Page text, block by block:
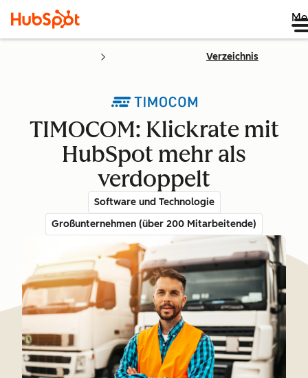
Verzeichnis
TIMOCOM: Klickrate mit
HubSpot mehr als
verdoppelt
Software und Technologie
Großunternehmen (über 200 Mitarbeitende)